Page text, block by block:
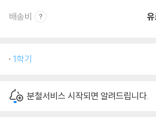
배송비
1학기
분철서비스 시작되면 알려드립니다.